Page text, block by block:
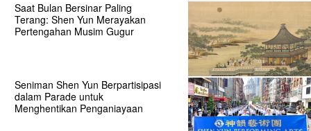
Saat Bulan Bersinar Paling
Terang: Shen Yun Merayakan
Pertengahan Musim Gugur
Seniman Shen Yun Berpartisipasi
dalam Parade untuk
Menghentikan Penganiayaan